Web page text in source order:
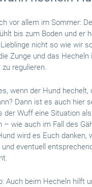
vor allem im Sommer:
bis zum Boden und er
nicht so wie wir
Zunge und das Hecheln
regulieren.
wenn der Hund hechelt,
Dann ist es auch hier
der Wuff eine Situation
– wie auch im Fall des
wird es Euch danken,
eventuell
Auch beim Hecheln hilft